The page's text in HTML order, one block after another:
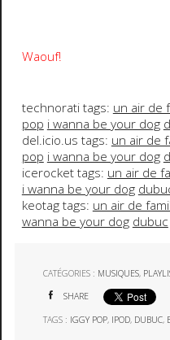
Waouf!
technorati tags: un air de
pop i wanna be your dog
del.icio.us tags: un air de
pop i wanna be your dog
icerocket tags: un air de
i wanna be your dog
keotag tags: un air de
wanna be your dog dubuc
CATÉGORIES : MUSIQUES,
SHARE
TAGS : IGGY POP, IPOD, DUBUC,